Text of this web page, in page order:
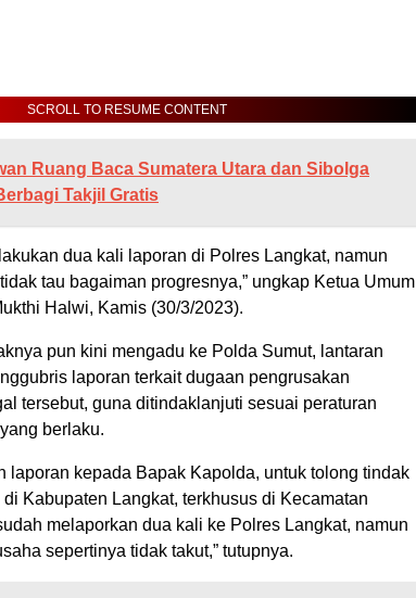
SCROLL TO RESUME CONTENT
Ruang Baca Sumatera Utara dan Sibolga
Takjil Gratis
dua kali laporan di Polres Langkat, namun
tau bagaiman progresnya,” ungkap Ketua Umum
Halwi, Kamis (30/3/2023).
pun kini mengadu ke Polda Sumut, lantaran
laporan terkait dugaan pengrusakan
tersebut, guna ditindaklanjuti sesuai peraturan
berlaku.
laporan kepada Bapak Kapolda, untuk tolong tindak
Kabupaten Langkat, terkhusus di Kecamatan
melaporkan dua kali ke Polres Langkat, namun
sepertinya tidak takut,” tutupnya.